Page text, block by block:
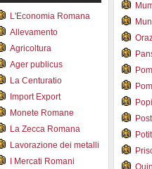
L'Economia Romana
Allevamento
Agricoltura
Ager publicus
La Centuratio
Import Export
Monete Romane
La Zecca Romana
Lavorazione dei metalli
I Mercati Romani